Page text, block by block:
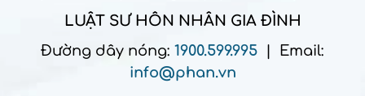
LUẬT SƯ HÔN NHÂN GIA ĐÌNH
Đường dây nóng: 1900.599.995 | Email:
info@phan.vn